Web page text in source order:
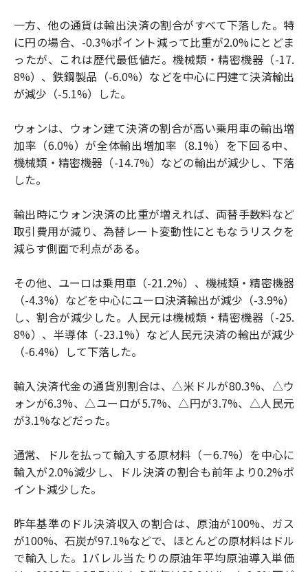
一方、他の通貨は輸出決済の割合がすべて下落した。特
に円の場合、-0.3%ポイント減って比重が2.0%にとどま
ったが、これは歴代最低値だ。機械類・精密機器（-17.
8%）、鉄鋼製品（-6.0%）などを中心に円建て決済輸出
が減少（-5.1%）した。
ウォンは、ウォン建て決済の割合が高い乗用車の輸出増
加率（6.0%）が全体輸出増加率（8.1%）を下回る中、
機械類‧精密機器（-14.7%）などの輸出が減少し、下落
した。
輸出時にウォン決済の比重が増えれば、両替手数料など
取引費用が減り、為替レート変動性にともなうリスクを
減らす側面で利点がある。
その他、ユーロは乗用車（-21.2%）、機械類・精密機器
（-4.3%）などを中心にユーロ決済輸出が減少（-3.9%）
し、割合が減少した。人民元は機械類・精密機器（-25.
8%）、半導体（-23.1%）など人民元決済の輸出が減少
（-6.4%）して下落した。
輸入決済代金の通貨別割合は、△米ドルが80.3%、△ウ
ォンが6.3%、△ユーロが5.7%、△円が3.7%、△人民元
が3.1%などだった。
通常、ドルを払って輸入する原材料（－6.7%）を中心に
輸入が2.0%減少し、ドル決済の割合も前年より0.2%ポ
イント減少した。
昨年基準のドル決済収入の割合は、原油が100%、ガス
が100%、石炭が97.1%などで、ほとんどの原材料はドル
で輸入した。1バレル当たりの原油年平均原油導入単価